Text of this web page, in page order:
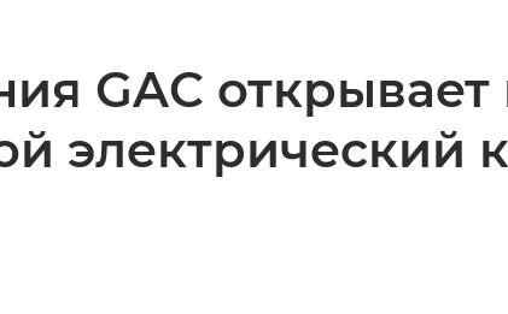
GAC
электрический